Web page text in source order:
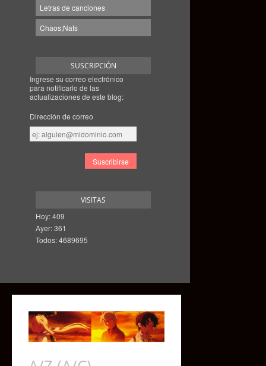
Letras de canciones
Chaos;Nats
SUSCRIPCIÓN
Ingrese su correo electrónico
para notificarlo de las
actualizaciones de este blog:
Dirección de correo
Dirección
de
VISITAS
Hoy: 409
Ayer: 361
Todos: 4689695